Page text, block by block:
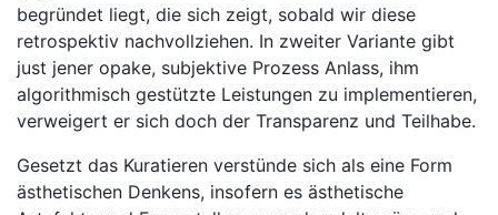
begründet liegt, die sich zeigt, sobald wir diese
retrospektiv nachvollziehen. In zweiter Variante gibt
just jener opake, subjektive Prozess Anlass, ihm
algorithmisch gestützte Leistungen zu implementieren,
verweigert er sich doch der Transparenz und Teilhabe.
Gesetzt das Kuratieren verstünde sich als eine Form
ästhetischen Denkens, insofern es ästhetische